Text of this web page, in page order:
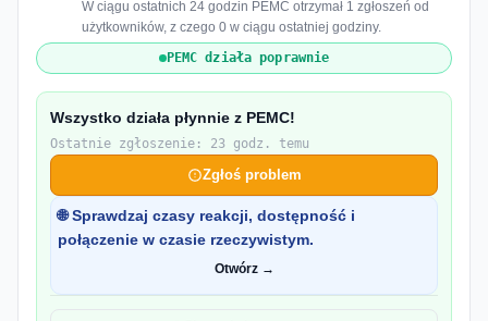
W ciągu ostatnich 24 godzin PEMC otrzymał 1 zgłoszeń od
użytkowników, z czego 0 w ciągu ostatniej godziny.
PEMC działa poprawnie
Wszystko działa płynnie z PEMC!
Ostatnie zgłoszenie: 23 godz. temu
Zgłoś problem
🌐 Sprawdzaj czasy reakcji, dostępność i
połączenie w czasie rzeczywistym.
Otwórz →